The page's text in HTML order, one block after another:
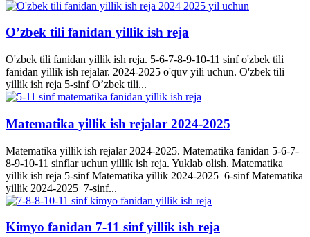
O’zbek tili fanidan yillik ish reja
O'zbek tili fanidan yillik ish reja. 5-6-7-8-9-10-11 sinf o'zbek tili
fanidan yillik ish rejalar. 2024-2025 o'quv yili uchun. O'zbek tili
yillik ish reja 5-sinf O’zbek tili...
Matematika yillik ish rejalar 2024-2025
Matematika yillik ish rejalar 2024-2025. Matematika fanidan 5-6-7-
8-9-10-11 sinflar uchun yillik ish reja. Yuklab olish. Matematika
yillik ish reja 5-sinf Matematika yillik 2024-2025 6-sinf Matematika
yillik 2024-2025 7-sinf...
Kimyo fanidan 7-11 sinf yillik ish reja